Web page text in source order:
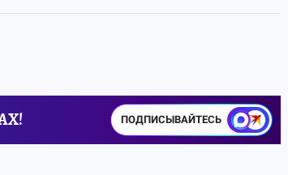
ПОДПИСЫВАЙТЕСЬ